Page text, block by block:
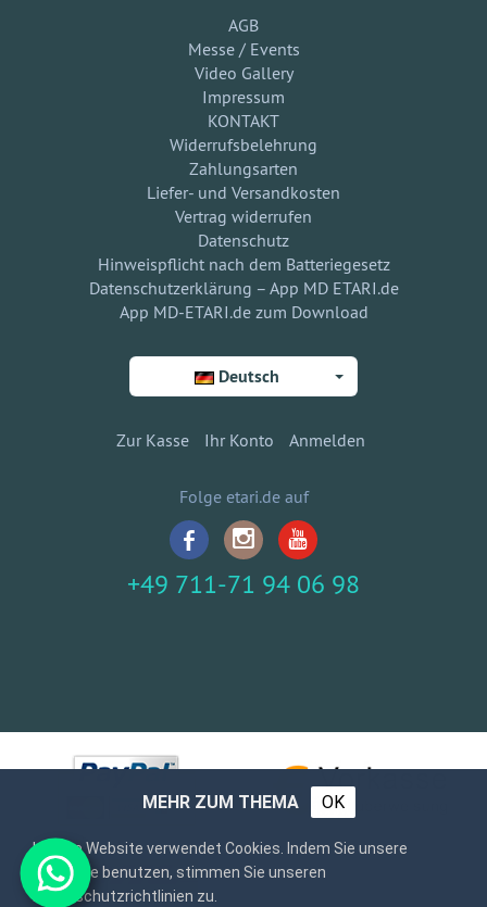
AGB
Messe / Events
Video Gallery
Impressum
KONTAKT
Widerrufsbelehrung
Zahlungsarten
Liefer- und Versandkosten
Vertrag widerrufen
Datenschutz
Hinweispflicht nach dem Batteriegesetz
Datenschutzerklärung – App MD ETARI.de
App MD-ETARI.de zum Download
Deutsch
Zur Kasse Ihr Konto Anmelden
Folge etari.de auf
+49 711-71 94 06 98
MEHR ZUM THEMA OK
Unsere Website verwendet Cookies. Indem Sie unsere
Webseite benutzen, stimmen Sie unseren
Datenschutzrichtlinien zu.